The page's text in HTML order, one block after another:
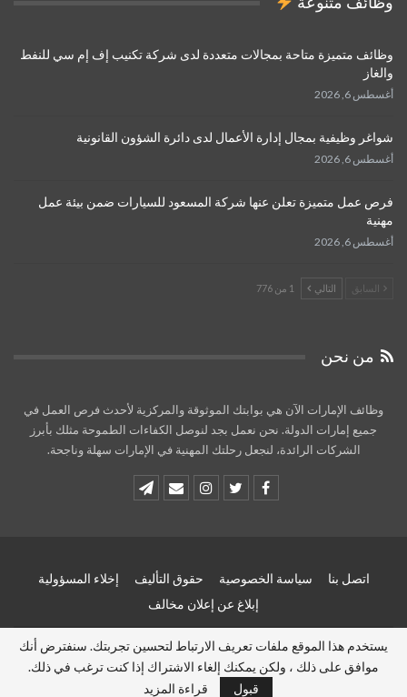
وظائف متميزة متاحة بمجالات متعددة لدى شركة تكنيب إف إم سي للنفط
والغاز
أغسطس 6, 2026
شواغر وظيفية بمجال إدارة الأعمال لدى دائرة الشؤون القانونية
أغسطس 6, 2026
فرص عمل متميزة تعلن عنها شركة المسعود للسيارات ضمن بيئة عمل
مهنية
أغسطس 6, 2026
السابق التالي 1 من 776
من نحن
وظائف الإمارات الآن هي بوابتك الموثوقة والمركزية لأحدث فرص العمل في
جميع إمارات الدولة. نحن نعمل بجد لنوصل الكفاءات الطموحة مثلك بأبرز
الشركات الرائدة، لنجعل رحلتك المهنية في الإمارات سهلة وناجحة.
اتصل بنا سياسة الخصوصية حقوق التأليف
إخلاء المسؤولية
إبلاغ عن إعلان مخالف
© 2026 - وظائف الامارات الان - Uae jobs now. All Rights Reserved.
Website Design:
uaejobsnow
يستخدم هذا الموقع ملفات تعريف الارتباط لتحسين تجربتك. سنفترض أنك
موافق على ذلك ، ولكن يمكنك إلغاء الاشتراك إذا كنت ترغب في ذلك.
قبول
قراءة المزيد